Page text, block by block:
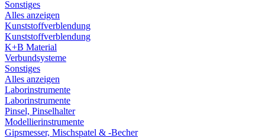
Sonstiges
Alles anzeigen
Kunststoffverblendung
Kunststoffverblendung
K+B Material
Verbundsysteme
Sonstiges
Alles anzeigen
Laborinstrumente
Laborinstrumente
Pinsel, Pinselhalter
Modellierinstrumente
Gipsmesser, Mischspatel & -Becher